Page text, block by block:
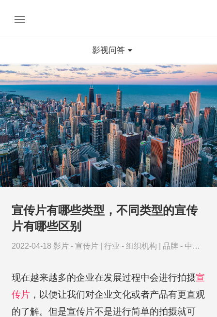
影视问答
宣传片有哪些类型，不同类型的宣传
片有哪些区别
2022-04-18 影片 - 宣传片 行业 - 组织机构 品牌 - 中国
现在越来越多的企业在发展过程中会进行拍摄宣
传片，以便让我们对企业文化或者产品有更直观
的了解。但是宣传片不是进行简单的拍摄就可